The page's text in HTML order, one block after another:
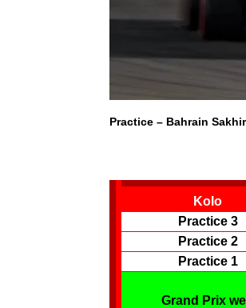
Practice – Bahrain
Kolo
Practice 3
Practice 2
Practice 1
Grand Prix